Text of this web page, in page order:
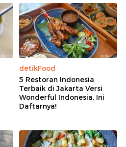
detikFood
5 Restoran Indonesia
Terbaik di Jakarta Versi
Wonderful Indonesia, Ini
Daftarnya!